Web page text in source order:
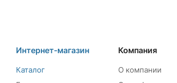
Интернет-магазин
Каталог
Компания
О компании